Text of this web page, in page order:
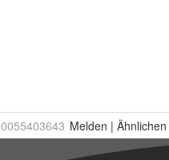
0055403643 Melden | Ähnlichen